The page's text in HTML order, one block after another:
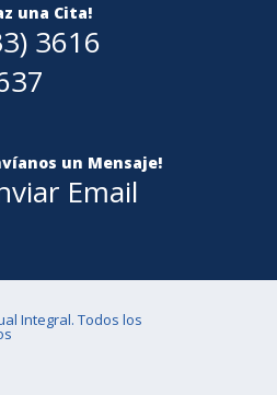
una Cita!
3616
un Mensaje!
Email
Integral. Todos los